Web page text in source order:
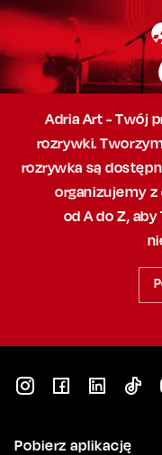
Adria Art - Twój
rozrywki.
rozrywka są
organizujemy z
od A do Z, aby
Pobierz aplikację